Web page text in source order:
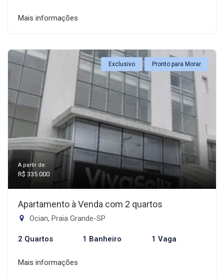
Mais informações
Exclusivo Pronto para Morar
A partir de:
R$ 335.000
Apartamento à Venda com 2 quartos
Ocian, Praia Grande-SP
2 Quartos 1 Banheiro 1 Vaga
Mais informações